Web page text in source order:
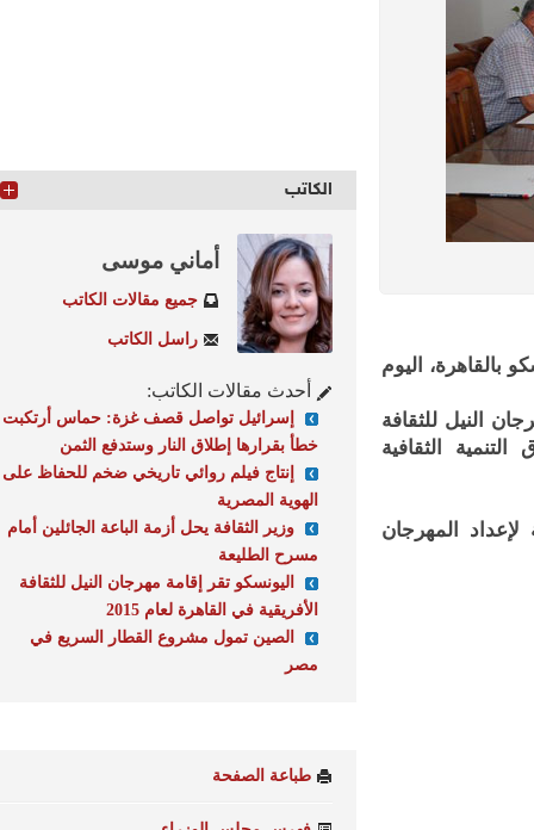
اليوم
النيل للثقافة
التنمية الثقافية
المهرجان
الكاتب
أماني موسى
جميع مقالات الكاتب
راسل الكاتب
أحدث مقالات الكاتب:
إسرائيل تواصل قصف غزة: حماس أرتكبت
خطأ بقرارها إطلاق النار وستدفع الثمن
إنتاج فيلم روائي تاريخي ضخم للحفاظ على
الهوية المصرية
وزير الثقافة يحل أزمة الباعة الجائلين أمام
مسرح الطليعة
اليونسكو تقر إقامة مهرجان النيل للثقافة
الأفريقية في القاهرة لعام 2015
الصين تمول مشروع القطار السريع في
مصر
طباعة الصفحة